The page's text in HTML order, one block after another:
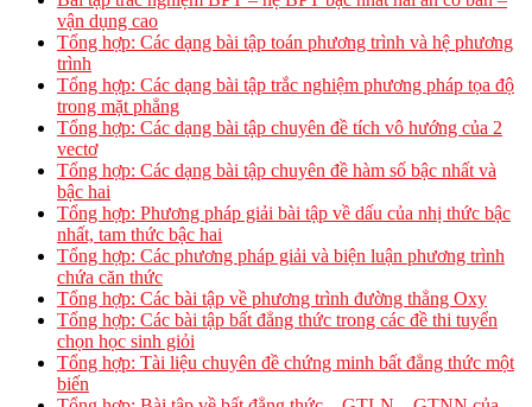
vận dụng cao
Tổng hợp: Các dạng bài tập toán phương trình và hệ phương
trình
Tổng hợp: Các dạng bài tập trắc nghiệm phương pháp tọa độ
trong mặt phẳng
Tổng hợp: Các dạng bài tập chuyên đề tích vô hướng của 2
vectơ
Tổng hợp: Các dạng bài tập chuyên đề hàm số bậc nhất và
bậc hai
Tổng hợp: Phương pháp giải bài tập về dấu của nhị thức bậc
nhất, tam thức bậc hai
Tổng hợp: Các phương pháp giải và biện luận phương trình
chứa căn thức
Tổng hợp: Các bài tập về phương trình đường thẳng Oxy
Tổng hợp: Các bài tập bất đẳng thức trong các đề thi tuyển
chọn học sinh giỏi
Tổng hợp: Tài liệu chuyên đề chứng minh bất đẳng thức một
biến